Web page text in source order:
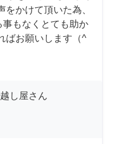
をかけて頂いた為、
もなくとても助か
ばお願いします（^
し屋さん